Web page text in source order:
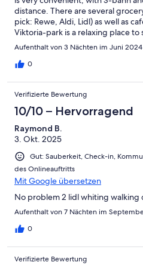
distance. There are several
pick: Rewe, Aldi, Lidl) as well as
Viktoria-park is a relaxing place to
Aufenthalt von 3 Nächten im Juni 2024
0
Verifizierte Bewertung
10/10 – Hervorragend
Raymond B.
3. Okt. 2025
Gut: Sauberkeit, Check-in,
des Onlineauftritts
Mit Google übersetzen
No problem 2 lidl whiting walking
Aufenthalt von 7 Nächten im
0
Verifizierte Bewertung